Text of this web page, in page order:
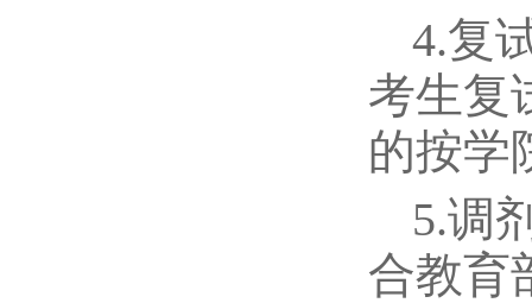
4.复
考生复
的按学
5.调
合教育